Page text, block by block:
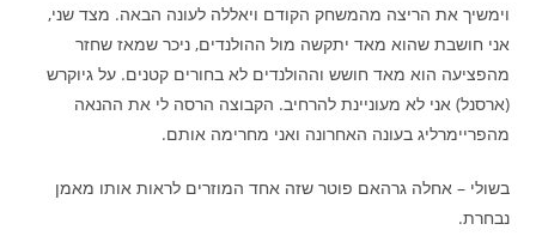
וימשיך את הריצה מהמשחק הקודם ויאללה לעונה הבאה. מצד שני,
אני חושבת שהוא מאד יתקשה מול ההולנדים, ניכר שמאז שחזר
מהפציעה הוא מאד חושש וההולנדים לא בחורים קטנים. על גיוקרש
(ארסנל) אני לא מעוניינת להרחיב. הקבוצה הרסה לי את ההנאה
מהפריימרליג בעונה האחרונה ואני מחרימה אותם.
בשולי – אחלה גרהאם פוטר שזה אחד המוזרים לראות אותו מאמן
נבחרת.